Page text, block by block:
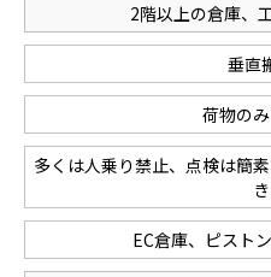
2階以上の倉庫、
垂直
荷物の
多くは人乗り禁止、点検は簡
EC倉庫、ピスト